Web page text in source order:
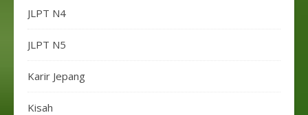
JLPT N4
JLPT N5
Karir Jepang
Kisah